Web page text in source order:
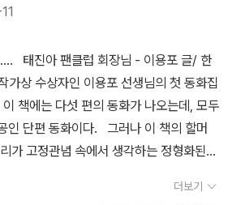
묻는 듯하다. '우리 어머니들이 다 이런
이 어찌 알겠느냐?' 자문하는 내 마음이 아
운전하던 할아버지가 '예끼 망할놈의 할망
길 같지도 않은 길을 어떻게 다녔어!'라
하는 그 마음이 전해온다. '개구리 이마에
는 내 마음을 울렸다. 우리네 정서가 맘은
을 표현하지 못한다. 고등학교 때까지도
물겹다. 잃어버린 기억 저편에 싸구려 보
은 분, 그래서 보고 싶어서 눈물을 훌쩍
모를 떠나 보낸 나같은 사람이 읽으면 슬
두고 있는 이가 읽으면 전화기로 손을 뻗
의 정에 대해 다시금 생각하게 할 책, 이 책
을 이야기해주는 참 좋은 책이기에 많은
진아 팬클럽의 회장직을 맡아 쫓아 다니
마음이 아닌, 자기가 하고 싶은 일을 눈치
가정에는 웃음꽃이 만발하리라. 5편의 단
셔 줍니다. 그리고 요즘 아이들의 재미난
적절한 사용과 할아버지, 할머니들의 정감
를 더해주고 있습니다. 이 책 <태진아 팬
배 입 속엔 악어가 산다]에서는 버럭 할배
워하는 다섯 살배기 환이의 엉뚱하면서도
음을 짓게 만듭니다. [태진아 팬클럽 회장
팬클럽’ 피켓을 들고 있는 할머니 부대
견하는 나는 정말 난감하다. 거기다가 평
태진아 팬클럽 회장님 - 이용포 글/ 한
가상 수상자인 이용포 선생님의 첫 동화집
이 책에는 다섯 편의 동화가 나오는데, 모두
인 단편 동화이다. 그러나 이 책의 할머
가 고정관념 속에서 생각하는 정형화된
들고 빨간 립스틱에 귀걸이 목걸이까지
더보기